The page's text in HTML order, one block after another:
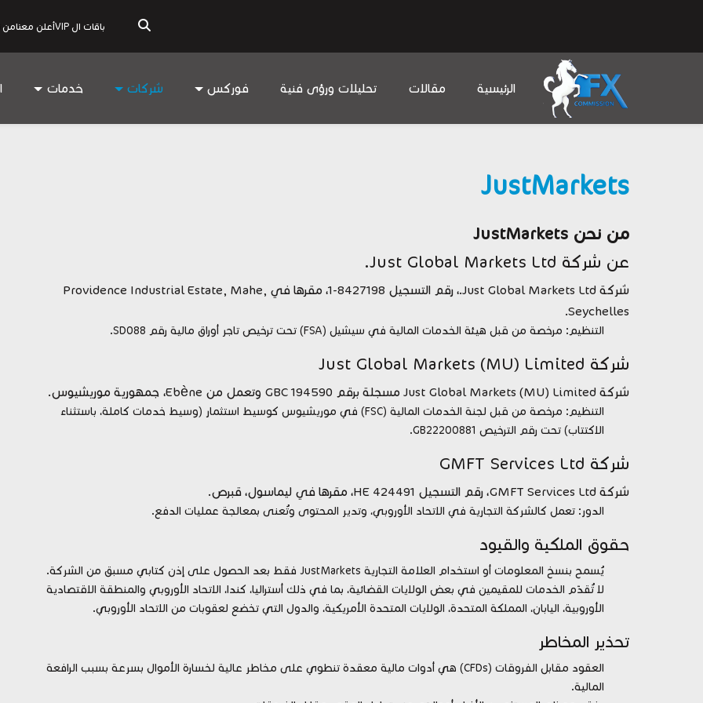
باقات ال VIP أعلن معنامن
الرئيسية مقالات تحليلات ورؤى فنية فوركس شركات خدمات
JustMarkets
من نحن JustMarkets
عن شركة Just Global Markets Ltd.
شركة Just Global Markets Ltd.، رقم التسجيل 8427198-1، مقرها في Providence Industrial Estate, Mahe,
Seychelles.
التنظيم: مرخصة من قبل هيئة الخدمات المالية في سيشيل (FSA) تحت ترخيص تاجر أوراق مالية رقم SD088.
شركة Just Global Markets (MU) Limited
شركة Just Global Markets (MU) Limited مسجلة برقم 194590 GBC وتعمل من Ebène، جمهورية موريشيوس.
التنظيم: مرخصة من قبل لجنة الخدمات المالية (FSC) في موريشيوس كوسيط استثمار (وسيط خدمات كاملة، باستثناء
الاكتتاب) تحت رقم الترخيص GB22200881.
شركة GMFT Services Ltd
شركة GMFT Services Ltd، رقم التسجيل HE 424491، مقرها في ليماسول، قبرص.
الدور: تعمل كالشركة التجارية في الاتحاد الأوروبي، وتدير المحتوى وتُعنى بمعالجة عمليات الدفع.
حقوق الملكية والقيود
يُسمح بنسخ المعلومات أو استخدام العلامة التجارية JustMarkets فقط بعد الحصول على إذن كتابي مسبق من الشركة.
لا تُقدّم الخدمات للمقيمين في بعض الولايات القضائية، بما في ذلك أستراليا، كندا، الاتحاد الأوروبي والمنطقة الاقتصادية
الأوروبية، اليابان، المملكة المتحدة، الولايات المتحدة الأمريكية، والدول التي تخضع لعقوبات من الاتحاد الأوروبي.
تحذير المخاطر
العقود مقابل الفروقات (CFDs) هي أدوات مالية معقدة تنطوي على مخاطر عالية لخسارة الأموال بسرعة بسبب الرافعة
المالية.